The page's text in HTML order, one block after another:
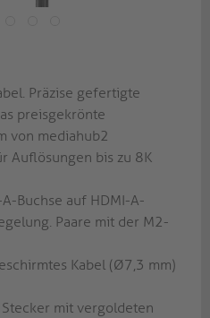
Präzise gefertigte
preisgekrönte
von mediahub2
Auflösungen bis zu 8K
Buchse auf HDMI-A-
Paare mit der M2-
Kabel (Ø7,3 mm)
mit vergoldeten